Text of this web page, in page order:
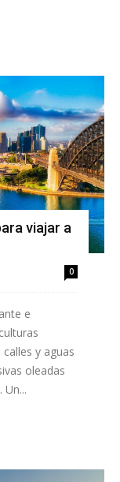
viajar a
0
e
y aguas
oleadas